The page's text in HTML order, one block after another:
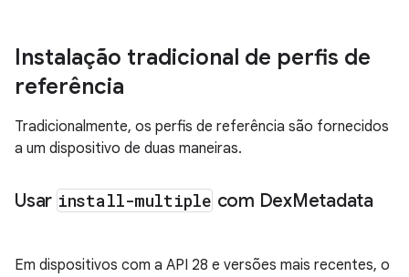
Instalação tradicional de perfis de
referência
Tradicionalmente, os perfis de referência são fornecidos
a um dispositivo de duas maneiras.
Usar install-multiple com DexMetadata
Em dispositivos com a API 28 e versões mais recentes, o